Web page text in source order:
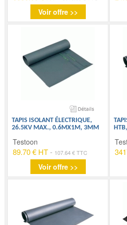
Voir offre >>
TAPIS ISOLANT ÉLECTRIQUE,
26.5KV MAX., 0.6MX1M, 3MM
Testoon
89.70 € HT - 107.64 € TTC
Voir offre >>